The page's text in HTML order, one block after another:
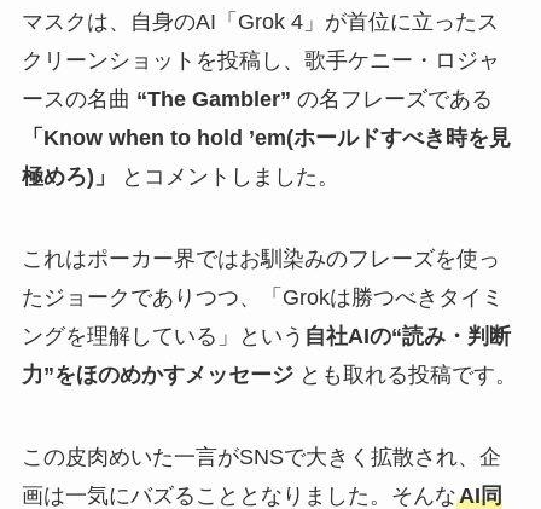
マスクは、自身のAI「Grok 4」が首位に立ったス
クリーンショットを投稿し、歌手ケニー・ロジャ
ースの名曲 “The Gambler” の名フレーズである
「Know when to hold ’em(ホールドすべき時を見
極めろ)」
とコメントしました。
これはポーカー界ではお馴染みのフレーズを使っ
たジョークでありつつ、「Grokは勝つべきタイミ
ングを理解している」という 自社AIの“読み・判断
力”をほのめかすメッセージとも取れる投稿です。
この皮肉めいた一言がSNSで大きく拡散され、企
画は一気にバズることとなりました。そんなAI同